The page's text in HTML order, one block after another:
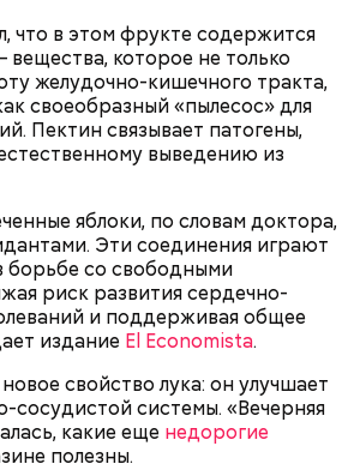
что в этом фрукте содержится
которое не только
желудочно-кишечного тракта,
своеобразный «пылесос» для
Пектин связывает патогены,
выведению из
яблоки, по словам доктора,
Эти соединения играют
борьбе со свободными
риск развития сердечно-
и поддерживая общее
издание El Economista.
свойство лука: он улучшает
сосудистой системы. «Вечерняя
какие еще недорогие
полезны.
много сахара, который
С одной стороны — это
дает энергию. Но важно
дынями не нужно сильно
как и арбузами, людям с
и лишним весом, —